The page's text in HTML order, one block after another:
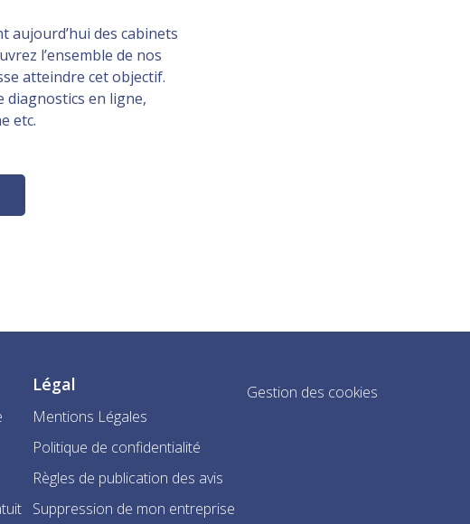
aujourd’hui des cabinets
l’ensemble de nos
atteindre cet objectif.
diagnostics en ligne,
etc.
Légal
Mentions Légales
Politique de confidentialité
Règles de publication des avis
Suppression de mon entreprise
Gestion des cookies